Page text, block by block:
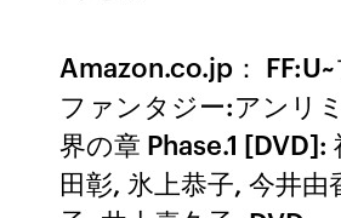
Amazon.co.jp：
ファンタジー:アンリ
界の章 Phase.1 [DVD]:
田彰, 氷上恭子, 今井由